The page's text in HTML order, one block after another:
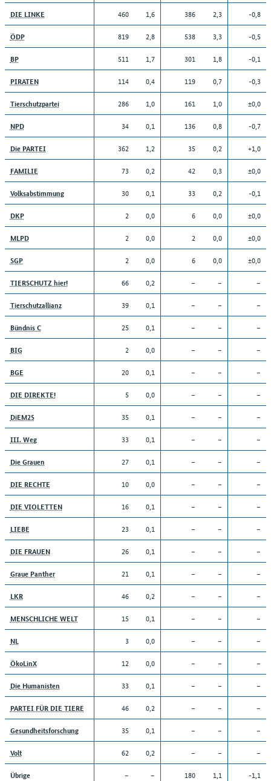
DIE LINKE 460 1,6 386 2,3 -0,8
ÖDP 819 2,8 538 3,3 -0,5
BP 511 1,7 301 1,8 -0,1
PIRATEN 114 0,4 119 0,7 -0,3
Tierschutzpartei 286 1,0 161 1,0 ±0,0
NPD 34 0,1 136 0,8 -0,7
Die PARTEI 362 1,2 35 0,2 +1,0
FAMILIE 73 0,2 42 0,3 ±0,0
Volksabstimmung 30 0,1 33 0,2 -0,1
DKP 2 0,0 6 0,0 ±0,0
MLPD 2 0,0 2 0,0 ±0,0
SGP 2 0,0 6 0,0 ±0,0
TIERSCHUTZ hier! 66 0,2 – – –
Tierschutzallianz 39 0,1 – – –
Bündnis C 25 0,1 – – –
BIG 2 0,0 – – –
BGE 20 0,1 – – –
DIE DIREKTE! 5 0,0 – – –
DiEM25 35 0,1 – – –
III. Weg 33 0,1 – – –
Die Grauen 27 0,1 – – –
DIE RECHTE 10 0,0 – – –
DIE VIOLETTEN 16 0,1 – – –
LIEBE 23 0,1 – – –
DIE FRAUEN 26 0,1 – – –
Graue Panther 21 0,1 – – –
LKR 46 0,2 – – –
MENSCHLICHE WELT 15 0,1 – – –
NL 3 0,0 – – –
ÖkoLinX 12 0,0 – – –
Die Humanisten 33 0,1 – – –
PARTEI FÜR DIE TIERE 46 0,2 – – –
Gesundheitsforschung 35 0,1 – – –
Volt 62 0,2 – – –
Übrige – – 180 1,1 -1,1